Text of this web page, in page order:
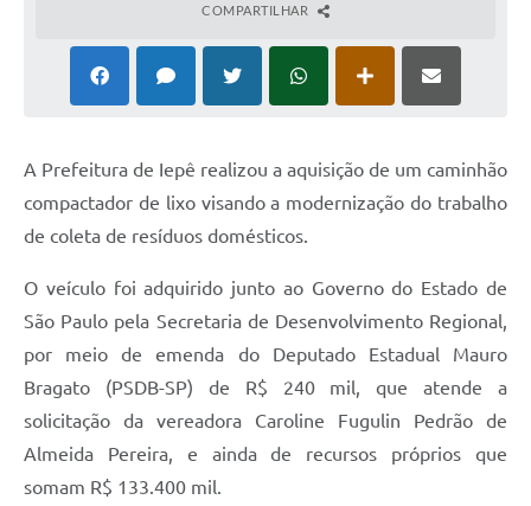
Secretarias
A Prefeitura
Serviço de Informação ao Cidadão (SIC)
Diário Oficial
COMPARTILHAR
A Prefeitura de Iepê realizou a aquisição de um caminhão
compactador de lixo visando a modernização do trabalho
de coleta de resíduos domésticos.
O veículo foi adquirido junto ao Governo do Estado de
São Paulo pela Secretaria de Desenvolvimento Regional,
por meio de emenda do Deputado Estadual Mauro
Bragato (PSDB-SP) de R$ 240 mil, que atende a
solicitação da vereadora Caroline Fugulin Pedrão de
Almeida Pereira, e ainda de recursos próprios que
somam R$ 133.400 mil.